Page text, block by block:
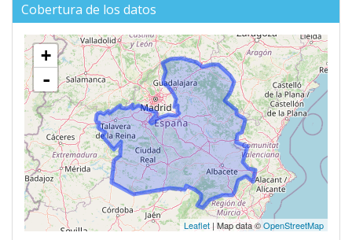
Cobertura de los datos
+
-
Leaflet| Map data ©OpenStreetMap